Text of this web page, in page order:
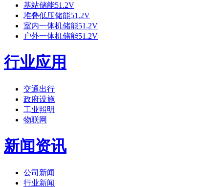
基站储能51.2V
堆叠低压储能51.2V
室内一体机储能51.2V
户外一体机储能51.2V
行业应用
交通出行
政府设施
工业照明
物联网
新闻资讯
公司新闻
行业新闻